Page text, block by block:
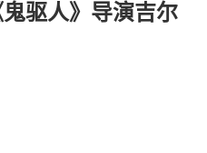
驱人》导演吉尔